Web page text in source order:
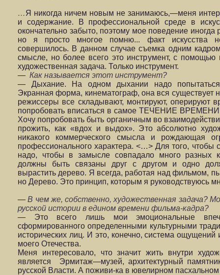
…Я никогда ничем новым не занимаюсь,—меня
и содержание. В профессиональной среде в
окончательно забыто, поэтому мое поведение иногда
но я просто многое помню... факт искусства
совершилось. В данном случае съемка одним
смысле, но более всего это инструмент, с помощью
художественная задача. Только инструмент.
— Как называется этот инструмент?
— Дыхание. На одном дыхании надо попытаться
Экранная форма, кинематограф, она вся
режиссеры все складывают, монтируют, оперируют
попробовать вписаться в самое ТЕЧЕНИЕ ВРЕМЕНИ,
Хочу попробовать быть органичным во
прожить, как «вдох и выдох». Это абсолютно
никакого коммерческого смысла и рождающая
профессионального характера. <…> Для того,
надо, чтобы в замысле совпадало много разных
должны быть связаны друг с другом и одно
вырастить дерево. Я всегда, работая над фильмом,
но Дерево. Это принцип, которым я руководствуюсь
—В чем же, собственно, художественная задача?
русской истории в едином времени фильма-кадра?
— Это всего лишь мои эмоциональные
сформированного определенными культурными
исторических лиц. И это, конечно, система ощущений
моего Отечества.
Меня интересовало, что значит жить внутри
является Эрмитаж—музей, архитектурный
русской Власти. А поживи-ка в ювелирном